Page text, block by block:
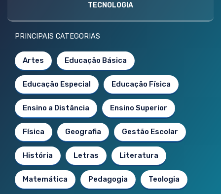
TECNOLOGIA
PRINCIPAIS CATEGORIAS
Artes Educação Básica
Educação Especial Educação Física
Ensino a Distância Ensino Superior
Física Geografia Gestão Escolar
História Letras Literatura
Matemática Pedagogia Teologia